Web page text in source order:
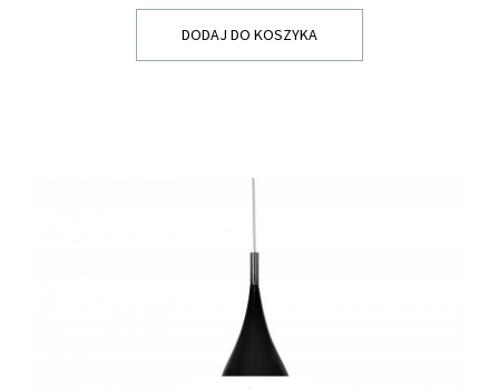
DODAJ DO KOSZYKA